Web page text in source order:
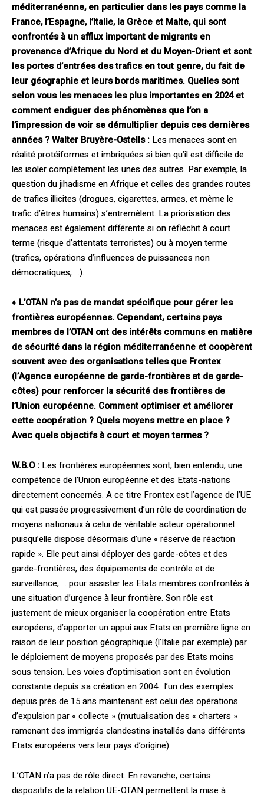
méditerranéenne, en particulier dans les pays comme la
France, l’Espagne, l’Italie, la Grèce et Malte, qui sont
confrontés à un afflux important de migrants en
provenance d’Afrique du Nord et du Moyen-Orient et sont
les portes d’entrées des trafics en tout genre, du fait de
leur géographie et leurs bords maritimes. Quelles sont
selon vous les menaces les plus importantes en 2024 et
comment endiguer des phénomènes que l’on a
l’impression de voir se démultiplier depuis ces dernières
années ? Walter Bruyère-Ostells : Les menaces sont en
réalité protéiformes et imbriquées si bien qu’il est difficile de
les isoler complètement les unes des autres. Par exemple, la
question du jihadisme en Afrique et celles des grandes routes
de trafics illicites (drogues, cigarettes, armes, et même le
trafic d’êtres humains) s’entremêlent. La priorisation des
menaces est également différente si on réfléchit à court
terme (risque d’attentats terroristes) ou à moyen terme
(trafics, opérations d’influences de puissances non
démocratiques, …).
♦ L’OTAN n’a pas de mandat spécifique pour gérer les
frontières européennes. Cependant, certains pays
membres de l’OTAN ont des intérêts communs en matière
de sécurité dans la région méditerranéenne et coopèrent
souvent avec des organisations telles que Frontex
(l’Agence européenne de garde-frontières et de garde-
côtes) pour renforcer la sécurité des frontières de
l’Union européenne. Comment optimiser et améliorer
cette coopération ? Quels moyens mettre en place ?
Avec quels objectifs à court et moyen termes ?
W.B.O : Les frontières européennes sont, bien entendu, une
compétence de l’Union européenne et des Etats-nations
directement concernés. A ce titre Frontex est l’agence de l’UE
qui est passée progressivement d’un rôle de coordination de
moyens nationaux à celui de véritable acteur opérationnel
puisqu’elle dispose désormais d’une « réserve de réaction
rapide ». Elle peut ainsi déployer des garde-côtes et des
garde-frontières, des équipements de contrôle et de
surveillance, … pour assister les Etats membres confrontés à
une situation d’urgence à leur frontière. Son rôle est
justement de mieux organiser la coopération entre Etats
européens, d’apporter un appui aux Etats en première ligne en
raison de leur position géographique (l’Italie par exemple) par
le déploiement de moyens proposés par des Etats moins
sous tension. Les voies d’optimisation sont en évolution
constante depuis sa création en 2004 : l’un des exemples
depuis près de 15 ans maintenant est celui des opérations
d’expulsion par « collecte » (mutualisation des « charters »
ramenant des immigrés clandestins installés dans différents
Etats européens vers leur pays d’origine).
L’OTAN n’a pas de rôle direct. En revanche, certains
dispositifs de la relation UE-OTAN permettent la mise à